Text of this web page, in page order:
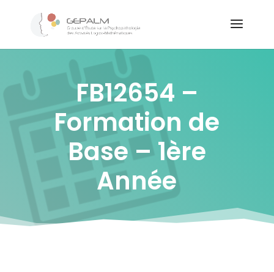
FB12654 –
Formation de
Base – 1ère
Année